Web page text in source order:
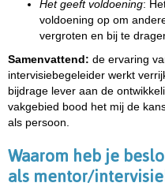
Het geeft voldoening:
voldoening op om
vergroten en bij te
Samenvattend: de ervaring
intervisiebegeleider werkt
bijdrage lever aan de
vakgebied bood het mij de
als persoon.
Waarom heb je
als mentor/